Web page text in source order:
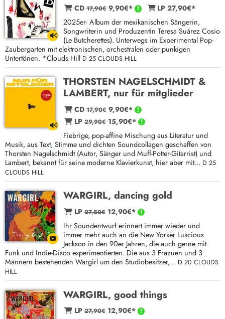
CD17,90€9,90€*
LP 27,90€*
2025er- Album der mexikanischen Sängerin,
Songwriterin und Produzentin Teresa Suárez Cosio
(Le Butcherettes). Unterwegs im Experimental Pop-
Zaubergarten mit elektronischen, orchestralen oder punkigen
Untertönen. *Clouds Hill D 25 CLOUDS HILL
THORSTEN NAGELSCHMIDT &
LAMBERT, nur für mitglieder
CD17,90€9,90€*
LP29,90€15,90€*
Fiebrige, pop-affine Mischung aus Literatur und
Musik, aus Text, Stimme und dichten Soundcollagen geschaffen von
Thorsten Nagelschmidt (Autor, Sänger und Muff-Potter-Gitarrist) und
Lambert, bekannt für seine moderne Klavierkunst, hier aber mit... D 25
CLOUDS HILL
WARGIRL, dancing gold
LP27,50€12,90€*
Ihr Soundentwurf erinnert immer wieder und
immer mehr auch an die New Yorker Luscious
Jackson in den 90er Jahren, die auch gerne mit
Funk und Indie-Disco experimentierten. Die aus 3 Frazuen und 3
Männern bestehenden Wargirl um den Studiobesitzer,... D 20 CLOUDS
HILL
WARGIRL, good things
LP27,90€12,90€*